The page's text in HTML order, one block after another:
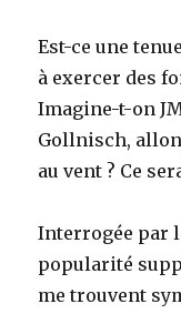
Est-ce une
à exercer des
Imagine-t-on
Gollnisch,
au vent ? Ce
Interrogée par
popularité
me trouvent